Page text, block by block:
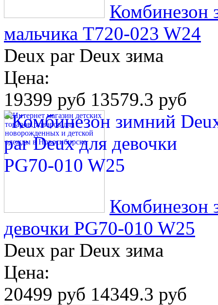
Комбинезон
мальчика T720-023 W24
Deux par Deux зима
Цена:
19399 руб 13579.3 руб
Комбинезон
девочки PG70-010 W25
Deux par Deux зима
Цена:
20499 руб 14349.3 руб